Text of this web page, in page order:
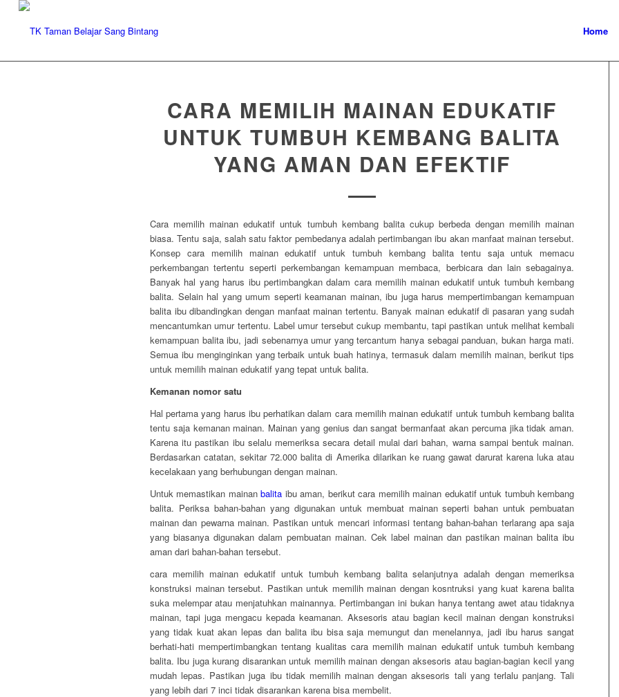
Home
CARA MEMILIH MAINAN EDUKATIF
UNTUK TUMBUH KEMBANG BALITA
YANG AMAN DAN EFEKTIF
Cara memilih mainan edukatif untuk tumbuh kembang balita cukup berbeda dengan memilih mainan
biasa. Tentu saja, salah satu faktor pembedanya adalah pertimbangan ibu akan manfaat mainan tersebut.
Konsep cara memilih mainan edukatif untuk tumbuh kembang balita tentu saja untuk memacu
perkembangan tertentu seperti perkembangan kemampuan membaca, berbicara dan lain sebagainya.
Banyak hal yang harus ibu pertimbangkan dalam cara memilih mainan edukatif untuk tumbuh kembang
balita. Selain hal yang umum seperti keamanan mainan, ibu juga harus mempertimbangan kemampuan
balita ibu dibandingkan dengan manfaat mainan tertentu. Banyak mainan edukatif di pasaran yang sudah
mencantumkan umur tertentu. Label umur tersebut cukup membantu, tapi pastikan untuk melihat kembali
kemampuan balita ibu, jadi sebenarnya umur yang tercantum hanya sebagai panduan, bukan harga mati.
Semua ibu menginginkan yang terbaik untuk buah hatinya, termasuk dalam memilih mainan, berikut tips
untuk memilih mainan edukatif yang tepat untuk balita.
Kemanan nomor satu
Hal pertama yang harus ibu perhatikan dalam cara memilih mainan edukatif untuk tumbuh kembang balita
tentu saja kemanan mainan. Mainan yang genius dan sangat bermanfaat akan percuma jika tidak aman.
Karena itu pastikan ibu selalu memeriksa secara detail mulai dari bahan, warna sampai bentuk mainan.
Berdasarkan catatan, sekitar 72.000 balita di Amerika dilarikan ke ruang gawat darurat karena luka atau
kecelakaan yang berhubungan dengan mainan.
Untuk memastikan mainanbalita ibu aman, berikut cara memilih mainan edukatif untuk tumbuh kembang
balita. Periksa bahan-bahan yang digunakan untuk membuat mainan seperti bahan untuk pembuatan
mainan dan pewarna mainan. Pastikan untuk mencari informasi tentang bahan-bahan terlarang apa saja
yang biasanya digunakan dalam pembuatan mainan. Cek label mainan dan pastikan mainan balita ibu
aman dari bahan-bahan tersebut.
cara memilih mainan edukatif untuk tumbuh kembang balita selanjutnya adalah dengan memeriksa
konstruksi mainan tersebut. Pastikan untuk memilih mainan dengan kosntruksi yang kuat karena balita
suka melempar atau menjatuhkan mainannya. Pertimbangan ini bukan hanya tentang awet atau tidaknya
mainan, tapi juga mengacu kepada keamanan. Aksesoris atau bagian kecil mainan dengan konstruksi
yang tidak kuat akan lepas dan balita ibu bisa saja memungut dan menelannya, jadi ibu harus sangat
berhati-hati mempertimbangkan tentang kualitas cara memilih mainan edukatif untuk tumbuh kembang
balita. Ibu juga kurang disarankan untuk memilih mainan dengan aksesoris atau bagian-bagian kecil yang
mudah lepas. Pastikan juga ibu tidak memilih mainan dengan aksesoris tali yang terlalu panjang. Tali
yang lebih dari 7 inci tidak disarankan karena bisa membelit.